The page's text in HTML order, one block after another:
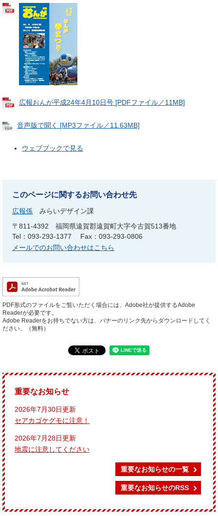
広報おんが平成24年4月10日号 [PDFファイル／11MB]
音声版で聞く [MP3ファイル／11.63MB]
ウェブブックで見る
このページに関するお問い合わせ先
広報係
みらいデザイン課
〒811-4392
福岡県遠賀郡遠賀町大字今古賀513番地
Tel：093-293-1377
Fax：093-293-0806
メールでのお問い合わせはこちら
PDF形式のファイルをご覧いただく場合には、Adobe社が提供するAdobe
Readerが必要です。
Adobe Readerをお持ちでない方は、バナーのリンク先からダウンロードしてく
ださい。（無料）
重要なお知らせ
2026年7月30日更新
セアカゴケグモに注意！
2026年7月28日更新
地震に注意してください
重要なお知らせの一覧
重要なお知らせのRSS